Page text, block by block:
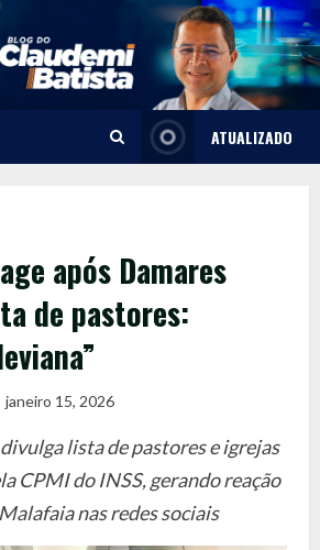
ATUALIZADO
após Damares
de pastores:
janeiro 15, 2026
lista de pastores e igrejas
CPMI do INSS, gerando reação
nas redes sociais